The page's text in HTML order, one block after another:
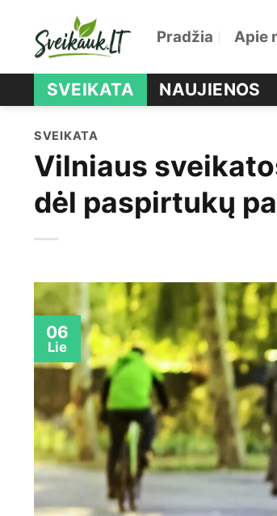
Pradžia Apie
SVEIKATA NAUJIENOS
SVEIKATA
Vilniaus
dėl paspirtukų
06
Lie